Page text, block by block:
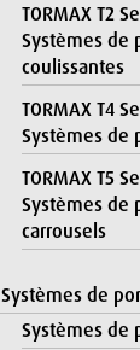
TORMAX T2
Systèmes de
coulissantes
TORMAX T4
Systèmes de
TORMAX T5
Systèmes de
carrousels
Systèmes de
Systèmes de